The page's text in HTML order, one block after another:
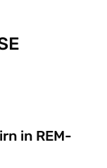
in REM-